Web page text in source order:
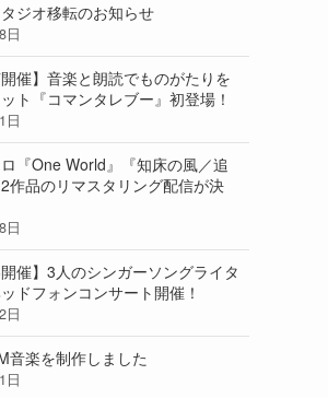
ジオ移転のお知らせ
日
開催】音楽と朗読でものがたりを
ト『コマンタレブー』初登場！
日
『One World』『知床の風／追
作品のリマスタリング配信が決
日
開催】3人のシンガーソングライタ
ドフォンコンサート開催！
日
音楽を制作しました
日